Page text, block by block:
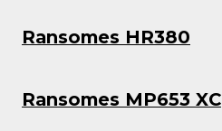
Ransomes HR380
Ransomes MP653 XC